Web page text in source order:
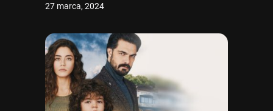
27 marca, 2024